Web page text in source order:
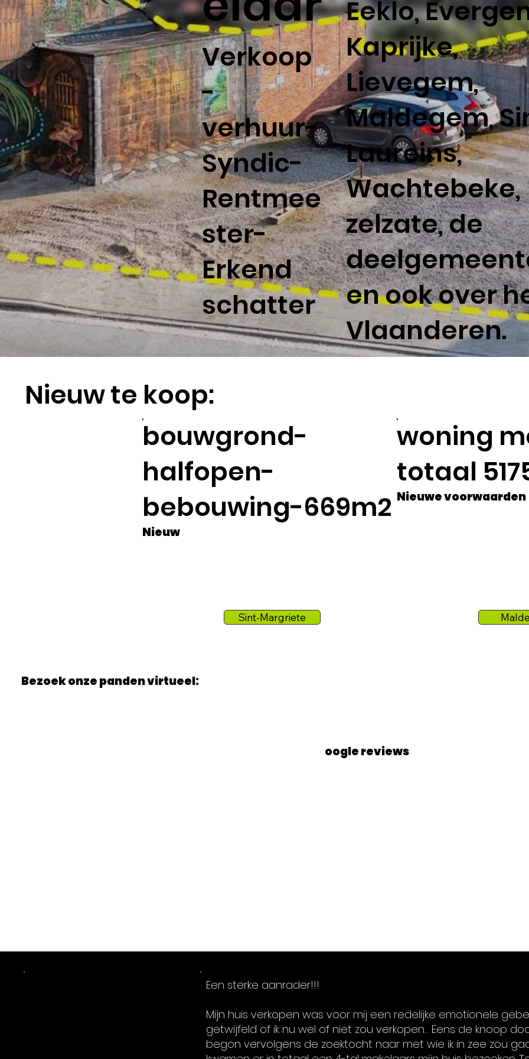
Verkoop
-
verhuur-
Syndic-
Rentmee
ster-
Erkend
schatter
Eeklo,
Kaprijke,
Lievegem,
Maldegem,
Laureins,
Wachtebeke,
zelzate, de
en ook over
Vlaanderen.
Nieuw te koop:
bouwgrond-
halfopen-
bebouwing-669m2
Nieuw
Sint-Margriete
woning
totaal
Nieuwe voorwaarden
Bezoek onze panden virtueel:
oogle reviews
Een sterke aanrader!!!
Mijn huis verkopen was voor mij een redelijke emotionele
getwijfeld of ik nu wel of niet zou verkopen… Eens de knoop
begon vervolgens de zoektocht naar met wie ik in zee zou